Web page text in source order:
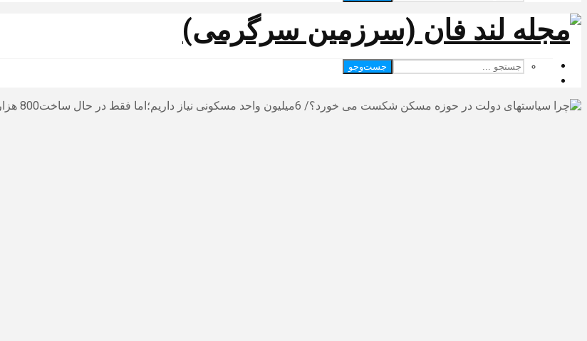
جست‌وجو